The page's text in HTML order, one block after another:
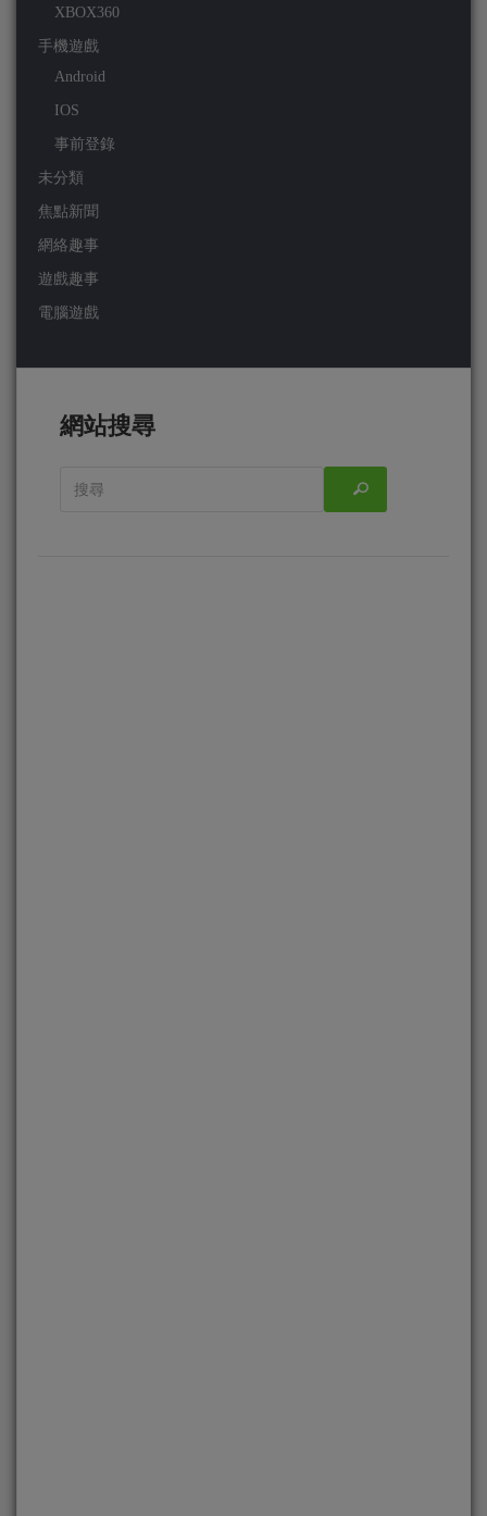
XBOX360
手機遊戲
Android
IOS
事前登錄
未分類
焦點新聞
網絡趣事
遊戲趣事
電腦遊戲
網站搜尋